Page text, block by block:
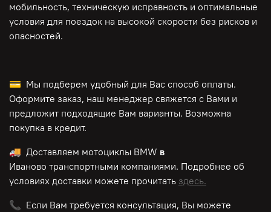
мобильность, техническую исправность и оптимальные
условия для поездок на высокой скорости без рисков и
опасностей.
💳 Мы подберем удобный для Вас способ оплаты.
Оформите заказ, наш менеджер свяжется с Вами и
предложит подходящие Вам варианты. Возможна
покупка в кредит.
🚚 Доставляем мотоциклы BMW в
Иваново транспортными компаниями. Подробнее об
условиях доставки можете прочитать здесь.
📞 Если Вам требуется консультация, Вы можете